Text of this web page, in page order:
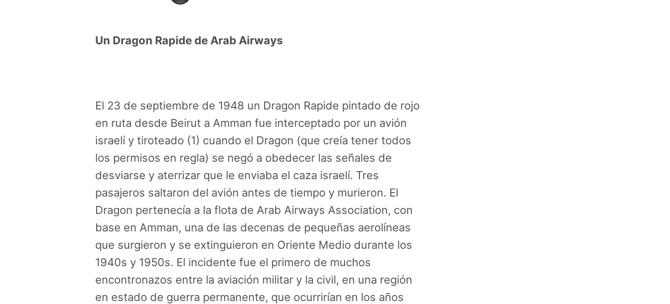
Un Dragon Rapide de Arab Airways
El 23 de septiembre de 1948 un Dragon Rapide pintado de rojo
en ruta desde Beirut a Amman fue interceptado por un avión
israelí y tiroteado (1) cuando el Dragon (que creía tener todos
los permisos en regla) se negó a obedecer las señales de
desviarse y aterrizar que le enviaba el caza israelí. Tres
pasajeros saltaron del avión antes de tiempo y murieron. El
Dragon pertenecía a la flota de Arab Airways Association, con
base en Amman, una de las decenas de pequeñas aerolíneas
que surgieron y se extinguieron en Oriente Medio durante los
1940s y 1950s. El incidente fue el primero de muchos
encontronazos entre la aviación militar y la civil, en una región
en estado de guerra permanente, que ocurrirían en los años